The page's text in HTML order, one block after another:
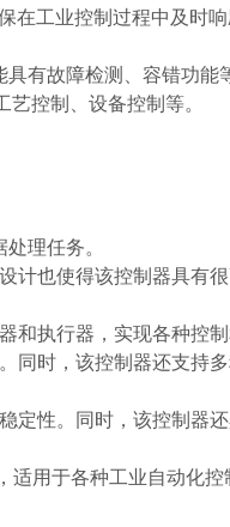
在工业控制过程中及时
有故障检测、容错功能
控制、设备控制等。
理任务。
计也使得该控制器具有
和执行器，实现各种控制
同时，该控制器还支持
定性。同时，该控制器
适用于各种工业自动化控